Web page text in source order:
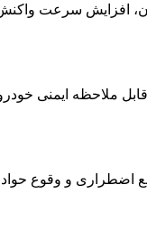
افزایش سرعت
ملاحظه ایمنی
و وقوع